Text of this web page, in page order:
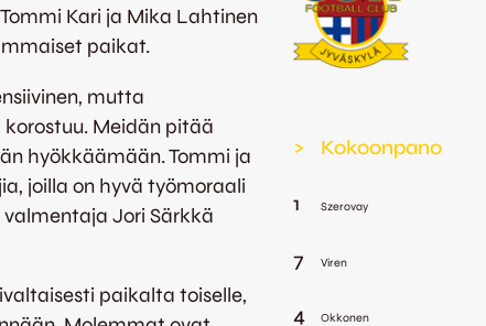
Kari ja Mika Lahtinen
paikat.
mutta
Meidän pitää
hyökkäämään. Tommi ja
joilla on hyvä työmoraali
valmentaja Jori Särkkä
paikalta toiselle,
> Kokoonpano
1 Szerovay
7 Viren
4 Okkonen